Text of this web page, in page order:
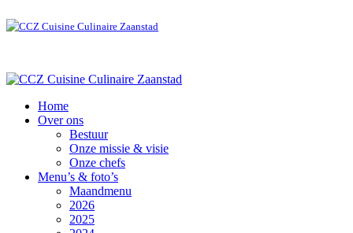
Home
Over ons
Bestuur
Onze missie & visie
Onze chefs
Menu’s & foto’s
Maandmenu
2026
2025